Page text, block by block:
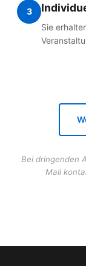
3
Sie
Bei dringenden
Mail